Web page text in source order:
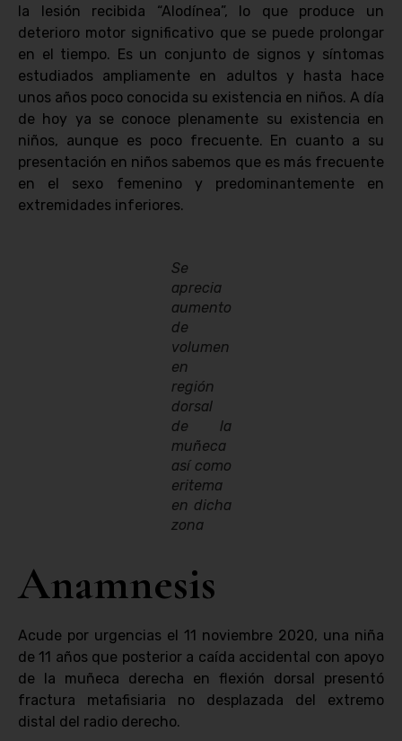
la lesión recibida “Alodínea”, lo que produce un
deterioro motor significativo que se puede prolongar
en el tiempo. Es un conjunto de signos y síntomas
estudiados ampliamente en adultos y hasta hace
unos años poco conocida su existencia en niños. A día
de hoy ya se conoce plenamente su existencia en
niños, aunque es poco frecuente. En cuanto a su
presentación en niños sabemos que es más frecuente
en el sexo femenino y predominantemente en
extremidades inferiores.
Se
aprecia
aumento
de
volumen
en
región
dorsal
de la
muñeca
así como
eritema
en dicha
zona
Anamnesis
Acude por urgencias el 11 noviembre 2020, una niña
de 11 años que posterior a caída accidental con apoyo
de la muñeca derecha en flexión dorsal presentó
fractura metafisiaria no desplazada del extremo
distal del radio derecho.